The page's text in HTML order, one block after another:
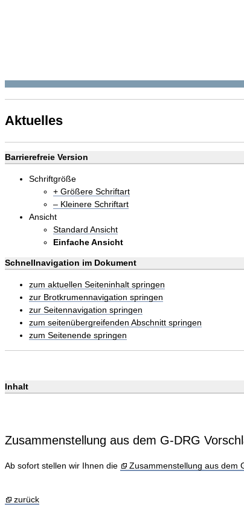
Aktuelles
Barrierefreie Version
Schriftgröße
+ Größere Schriftart
– Kleinere Schriftart
Ansicht
Standard Ansicht
Einfache Ansicht
Schnellnavigation im Dokument
zum aktuellen Seiteninhalt springen
zur Brotkrumennavigation springen
zur Seitennavigation springen
zum seitenübergreifenden Abschnitt springen
zum Seitenende springen
Inhalt
Zusammenstellung aus dem G-DRG
Ab sofort stellen wir Ihnen die Zusammenstellung aus dem
zurück